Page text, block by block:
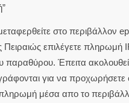
στο περιβάλλον
Πειραιώς επιλέγετε πληρωμή
παραθύρου. Έπειτα
για να προχωρήσετε
μέσα απο το